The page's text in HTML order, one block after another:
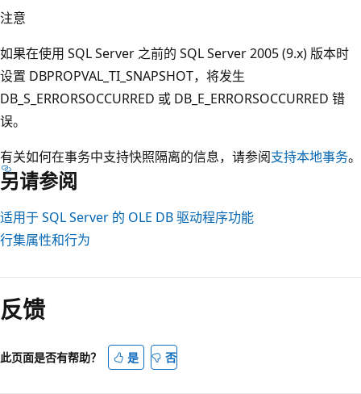
注意
如果在使用 SQL Server 之前的 SQL Server 2005 (9.x) 版本时
设置 DBPROPVAL_TI_SNAPSHOT，将发生
DB_S_ERRORSOCCURRED 或 DB_E_ERRORSOCCURRED 错
误。
有关如何在事务中支持快照隔离的信息，请参阅支持本地事务。
另请参阅
适用于 SQL Server 的 OLE DB 驱动程序功能
行集属性和行为
反馈
此页面是否有帮助？ 是 否